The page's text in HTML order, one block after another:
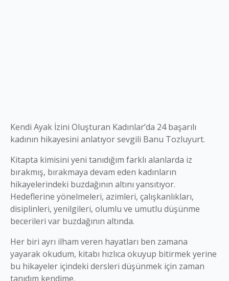
Kendi Ayak İzini Oluşturan Kadınlar’da 24 başarılı
kadının hikayesini anlatıyor sevgili Banu Tozluyurt.
Kitapta kimisini yeni tanıdığım farklı alanlarda iz
bırakmış, bırakmaya devam eden kadınların
hikayelerindeki buzdağının altını yansıtıyor.
Hedeflerine yönelmeleri, azimleri, çalışkanlıkları,
disiplinleri, yenilgileri, olumlu ve umutlu düşünme
becerileri var buzdağının altında.
Her biri ayrı ilham veren hayatları ben zamana
yayarak okudum, kitabı hızlıca okuyup bitirmek yerine
bu hikayeler içindeki dersleri düşünmek için zaman
tanıdım kendime.